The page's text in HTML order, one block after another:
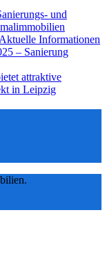
und
Informationen
– Sanierung
attraktive
in Leipzig